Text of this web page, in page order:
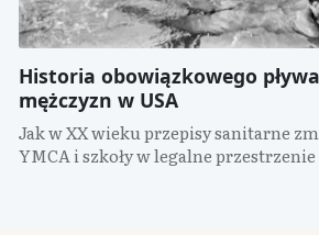
Historia obowiązkowego
mężczyzn w USA
Jak w XX wieku przepisy sanitarne
YMCA i szkoły w legalne